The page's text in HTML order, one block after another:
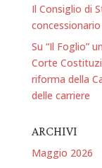
Il Consiglio di
concessionario
Su “Il Foglio”
Corte
riforma della
delle carriere
ARCHIVI
Maggio 2026